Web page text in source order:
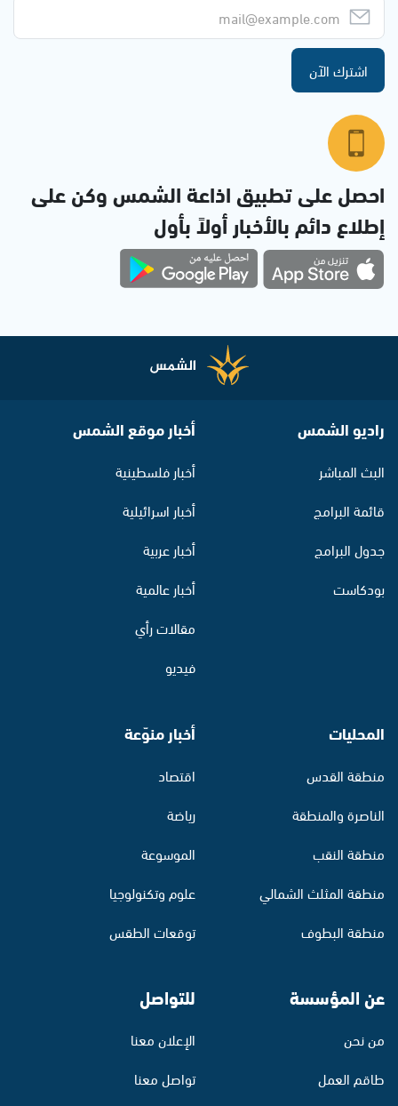
اشترك الآن
احصل على تطبيق اذاعة الشمس وكن على
إطلاع دائم بالأخبار أولاً بأول
راديو الشمس
البث المباشر
قائمة البرامج
جدول البرامج
بودكاست
أخبار موقع الشمس
أخبار فلسطينية
أخبار اسرائيلية
أخبار عربية
أخبار عالمية
مقالات رأي
فيديو
المحليات
منطقة القدس
الناصرة والمنطقة
منطقة النقب
منطقة المثلث الشمالي
منطقة البطوف
أخبار منوّعة
اقتصاد
رياضة
الموسوعة
علوم وتكنولوجيا
توقعات الطقس
عن المؤسسة
من نحن
طاقم العمل
للتواصل
الإعلان معنا
تواصل معنا